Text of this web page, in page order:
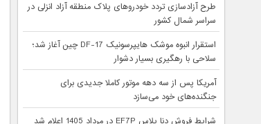
طرح آزادسازی تردد خودروهای پلاک منطقه آزاد انزلی در
سراسر شمال کشور
استقرار انبوه موشک هایپرسونیک DF-17 چین آغاز شد؛
سلاحی با رهگیری بسیار دشوار
آمریکا پس از سه دهه موتور کاملا جدیدی برای
جنگنده‌های خود می‌سازد
شرایط فروش دنا پلاس EF7P در مرداد 1405 اعلام شد